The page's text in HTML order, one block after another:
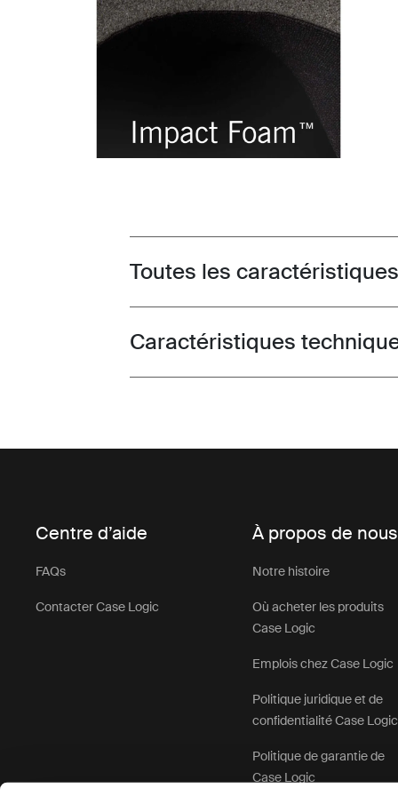
Toggle features
Toutes les caractéristiques
Toggle techspec
Caractéristiques
Centre d’aide
FAQs
Contacter Case Logic
À propos de nous
Notre histoire
Où acheter les produits
Case Logic
Emplois chez Case Logic
Politique juridique et de
confidentialité Case Logic
Politique de garantie de
Case Logic